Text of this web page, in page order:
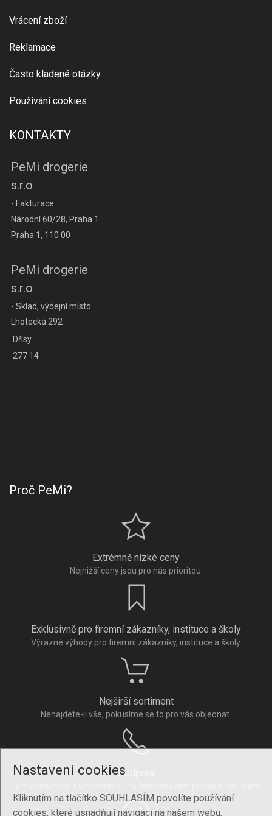
Nastavení cookies
Kliknutím na tlačítko SOUHLASÍM povolíte používání
cookies, které usnadňují navigaci na našem webu,
Vrácení zboží
Reklamace
Často kladené otázky
Používání cookies
KONTAKTY
PeMi drogerie
s.r.o
- Fakturace
Národní 60/28, Praha 1
Praha 1, 110 00
PeMi drogerie
s.r.o
- Sklad, výdejní místo
Lhotecká 292
Dřísy
277 14
Proč PeMi?
Extrémně nízké ceny
Nejnižší ceny jsou pro nás prioritou.
Exklusivně pro firemní zákazníky, instituce a školy
Výrazné výhody pro firemní zákazníky, instituce a školy.
Nejširší sortiment
Nenajdete-li vše, pokusíme se to pro vás objednat.
Podpora